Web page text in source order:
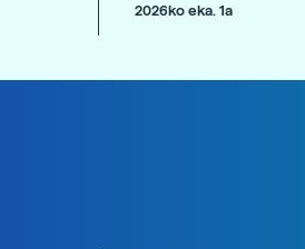
2026ko eka. 1a